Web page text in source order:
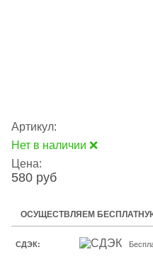
Артикул:
Нет в наличии ❌
Цена:
580 руб
ОСУЩЕСТВЛЯЕМ
СДЭК: